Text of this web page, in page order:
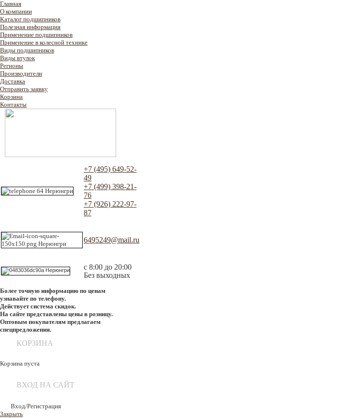
Главная
О компании
Каталог подшипников
Полезная информация
Применение подшипников
Применение в колесной технике
Виды подшипников
Виды втулок
Регионы
Производители
Доставка
Отправить заявку
Корзина
Контакты
+7 (495) 649-52-
49
+7 (499) 398-21-
76
+7 (926) 222-97-
87
6495249@mail.ru
с 8:00 до 20:00
Без выходных
Более точную информацию по ценам
узнавайте по телефону.
Действует система скидок.
На сайте представлены цены в розницу.
Оптовым покупателям предлагаем
спецпредложения.
КОРЗИНА
Корзина пуста
ВХОД НА САЙТ
Вход/Регистрация
Закрыть